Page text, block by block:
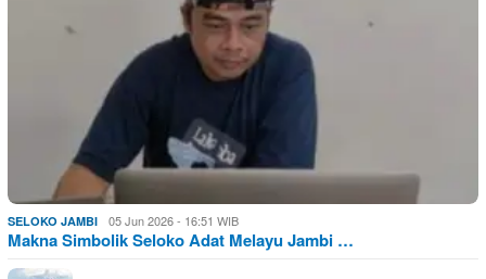
SELOKO JAMBI 05 Jun 2026 - 16:51 WIB
Makna Simbolik Seloko Adat Melayu Jambi …